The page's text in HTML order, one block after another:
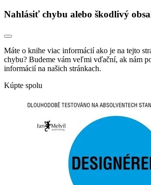
Nahlásiť chybu alebo škodlivý
Máte o knihe viac informácií ako je na tejto
chybu? Budeme vám veľmi vďační, ak nám
informácií na našich stránkach.
Kúpte spolu